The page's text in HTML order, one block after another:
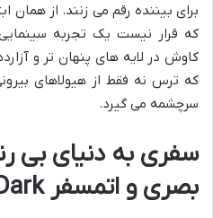
برای بیننده رقم می زنند. از همان
که قرار نیست یک تجربه
کاوش در لایه های پنهان تر و
که ترس نه فقط از هیولاهای
سرچشمه می گیرد.
سفری به دنیای
بصری و اتمسفر Fear(s) of the Dark